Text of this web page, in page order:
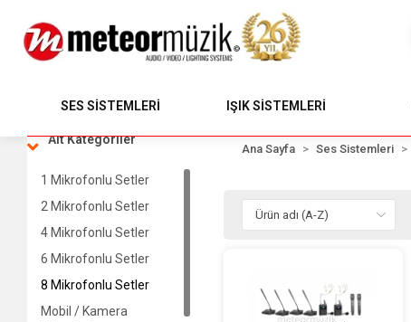
SES SİSTEMLERİ IŞIK SİSTEMLERİ
Alt Kategoriler
1 Mikrofonlu Setler
2 Mikrofonlu Setler
4 Mikrofonlu Setler
6 Mikrofonlu Setler
8 Mikrofonlu Setler
Mobil / Kamera
Ana Sayfa Ses Sistemleri